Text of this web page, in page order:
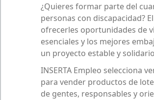
¿Quieres formar parte del
personas con discapacidad?
ofrecerles oportunidades de
esenciales y los mejores
un proyecto estable y
INSERTA Empleo selecciona
para vender productos de
de gentes, responsables y